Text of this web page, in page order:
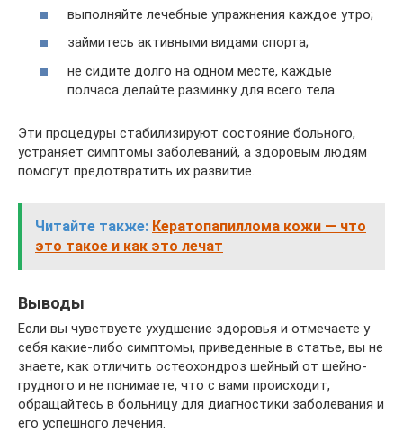
выполняйте лечебные упражнения каждое утро;
займитесь активными видами спорта;
не сидите долго на одном месте, каждые
полчаса делайте разминку для всего тела.
Эти процедуры стабилизируют состояние больного,
устраняет симптомы заболеваний, а здоровым людям
помогут предотвратить их развитие.
Читайте также: Кератопапиллома кожи — что
это такое и как это лечат
Выводы
Если вы чувствуете ухудшение здоровья и отмечаете у
себя какие-либо симптомы, приведенные в статье, вы не
знаете, как отличить остеохондроз шейный от шейно-
грудного и не понимаете, что с вами происходит,
обращайтесь в больницу для диагностики заболевания и
его успешного лечения.